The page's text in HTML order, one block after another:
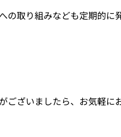
取り組みなども定期的に
ざいましたら、お気軽に